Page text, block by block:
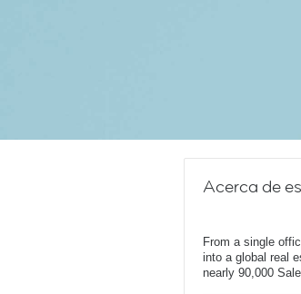
Acerca de
From a single
into a global real
nearly 90,000